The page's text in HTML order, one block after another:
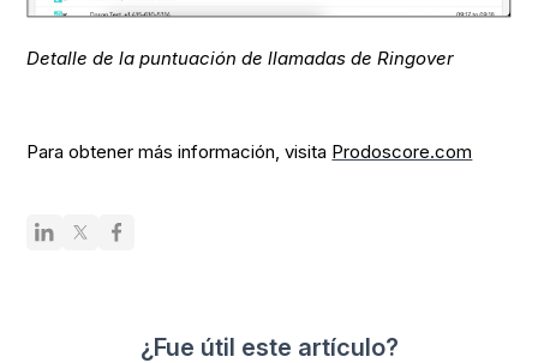
Detalle de la puntuación de llamadas de Ringover
Para obtener más información, visita Prodoscore.com
¿Fue útil este artículo?